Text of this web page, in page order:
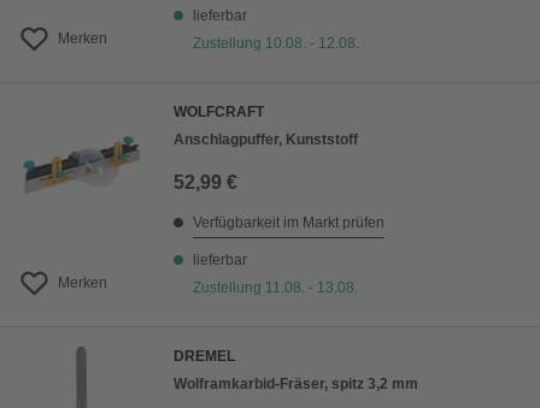
Merken
lieferbar
Zustellung 10.08. - 12.08.
Merken
WOLFCRAFT
Anschlagpuffer, Kunststoff
52,99 €
Verfügbarkeit im Markt prüfen
lieferbar
Zustellung 11.08. - 13.08.
DREMEL
Wolframkarbid-Fräser, spitz 3,2 mm